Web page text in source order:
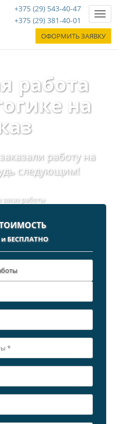
+375 (29) 543-40-47
+375 (29) 381-40-01
ОФОРМИТЬ ЗАЯВКУ
работа
на
работу на
следующим!
и БЕСПЛАТНО